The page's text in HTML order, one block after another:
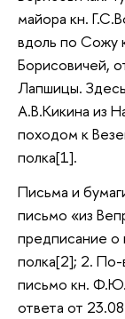
майора кн.
вдоль по Сожу
Борисовичей,
Лапшицы.
А.В.Кикина из
походом к
полка[1].
Письма и
письмо «из
предписание о
полка[2]; 2.
письмо кн.
ответа от